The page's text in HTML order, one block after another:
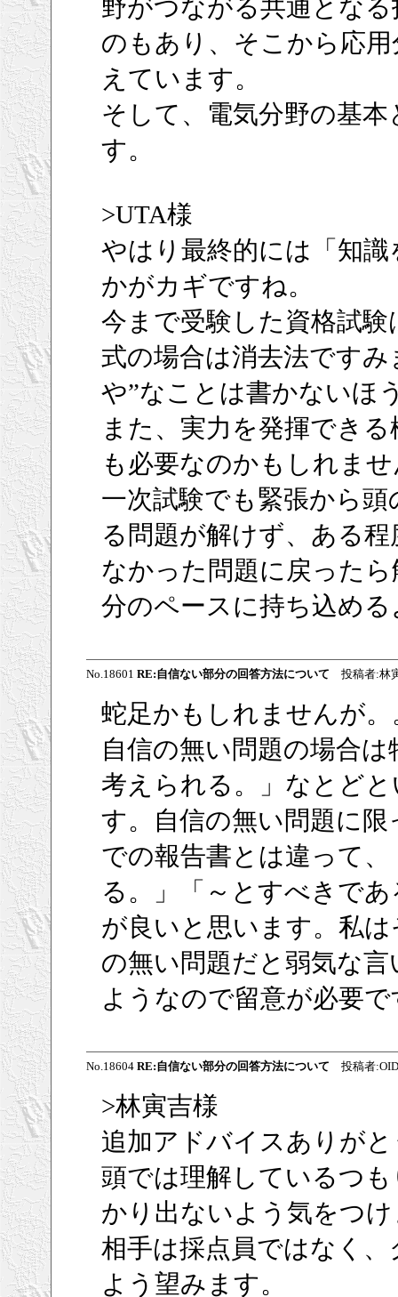
野がつながる共通とな
のもあり、そこから応
えています。
そして、電気分野の基
す。
>UTA様
やはり最終的には「知
かがカギですね。
今まで受験した資格試
式の場合は消去法です
や”なことは書かないほ
また、実力を発揮でき
も必要なのかもしれま
一次試験でも緊張から
る問題が解けず、ある
なかった問題に戻った
分のペースに持ち込め
No.18601 RE:自信ない部分の回答方法について 投稿者:林
蛇足かもしれませんが。
自信の無い問題の場合
考えられる。」なとど
す。自信の無い問題に
での報告書とは違って
る。」「～とすべきで
が良いと思います。私
の無い問題だと弱気な
ようなので留意が必要で
No.18604 RE:自信ない部分の回答方法について 投稿者
>林寅吉様
追加アドバイスありが
頭では理解しているつ
かり出ないよう気をつ
相手は採点員ではなく
よう望みます。